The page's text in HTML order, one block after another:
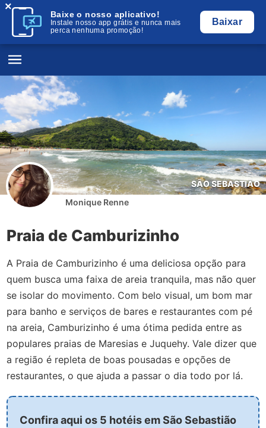
Baixe o nosso aplicativo!
Instale nosso app grátis e nunca mais
perca nenhuma promoção!
Baixar
×
SÃO SEBASTIÃO
Monique Renne
Praia de Camburizinho
A Praia de Camburizinho é uma deliciosa opção para
quem busca uma faixa de areia tranquila, mas não quer
se isolar do movimento. Com belo visual, um bom mar
para banho e serviços de bares e restaurantes com pé
na areia, Camburizinho é uma ótima pedida entre as
populares praias de Maresias e Juquehy. Vale dizer que
a região é repleta de boas pousadas e opções de
restaurantes, o que ajuda a passar o dia todo por lá.
Confira aqui os 5 hotéis em São Sebastião